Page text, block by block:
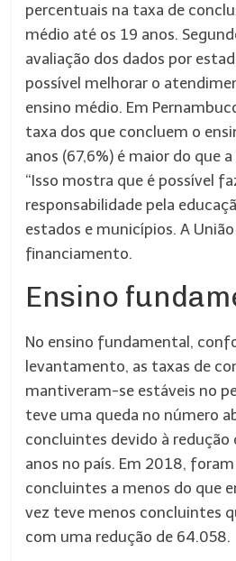
percentuais na taxa de
médio até os 19 anos.
avaliação dos dados por
possível melhorar o
ensino médio. Em
taxa dos que concluem o
anos (67,6%) é maior do que
“Isso mostra que é possível
responsabilidade pela
estados e municípios. A
financiamento.
Ensino
No ensino fundamental,
levantamento, as taxas de
mantiveram-se estáveis no
teve uma queda no número
concluintes devido à redução
anos no país. Em 2018,
concluintes a menos do que
vez teve menos concluintes
com uma redução de 64.058.